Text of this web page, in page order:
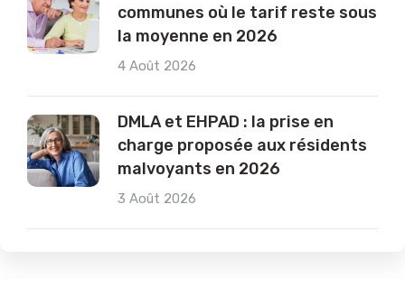
communes où le tarif reste sous
la moyenne en 2026
4 Août 2026
DMLA et EHPAD : la prise en
charge proposée aux résidents
malvoyants en 2026
3 Août 2026